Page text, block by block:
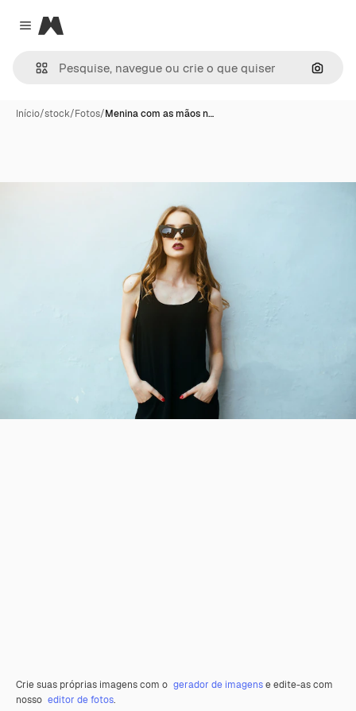
Close menu
Magnific
Início/stock/Fotos/Menina com as mãos n…
Crie suas próprias imagens com o gerador de imagense edite-as com
nosso editor de fotos.